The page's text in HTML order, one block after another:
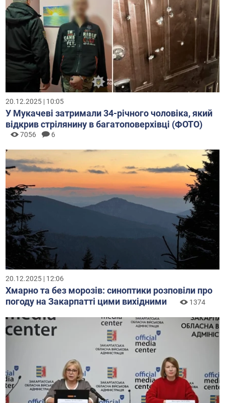
20.12.2025 | 10:05
У Мукачеві затримали 34-річного чоловіка, який
відкрив стрілянину в багатоповерхівці (ФОТО)
7056 6
20.12.2025 | 12:06
Хмарно та без морозів: синоптики розповіли про
погоду на Закарпатті цими вихідними
1374